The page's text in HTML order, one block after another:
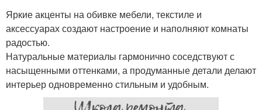
Яркие акценты на обивке мебели, текстиле и
аксессуарах создают настроение и наполняют комнаты
радостью.
Натуральные материалы гармонично соседствуют с
насыщенными оттенками, а продуманные детали делают
интерьер одновременно стильным и удобным.